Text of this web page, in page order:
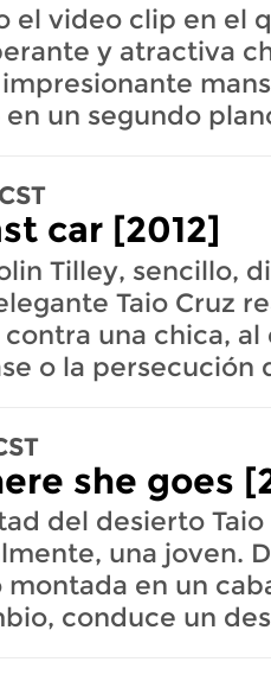
el video clip en el
y atractiva
un segundo
CST
car [2012]
Tilley, sencillo,
Taio Cruz
una chica,
o la persecución
she goes
del desierto
una joven.
en un
conduce un